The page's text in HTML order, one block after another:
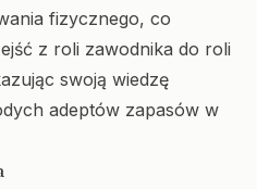
fizycznego, co
z roli zawodnika do roli
swoją wiedzę
adeptów zapasów w